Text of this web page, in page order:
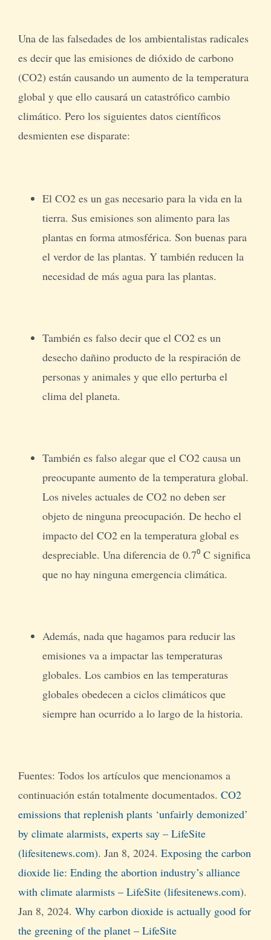
Una de las falsedades de los ambientalistas radicales
es decir que las emisiones de dióxido de carbono
(CO2) están causando un aumento de la temperatura
global y que ello causará un catastrófico cambio
climático. Pero los siguientes datos científicos
desmienten ese disparate:
El CO2 es un gas necesario para la vida en la
tierra. Sus emisiones son alimento para las
plantas en forma atmosférica. Son buenas para
el verdor de las plantas. Y también reducen la
necesidad de más agua para las plantas.
También es falso decir que el CO2 es un
desecho dañino producto de la respiración de
personas y animales y que ello perturba el
clima del planeta.
También es falso alegar que el CO2 causa un
preocupante aumento de la temperatura global.
Los niveles actuales de CO2 no deben ser
objeto de ninguna preocupación. De hecho el
impacto del CO2 en la temperatura global es
despreciable. Una diferencia de 0.7⁰ C significa
que no hay ninguna emergencia climática.
Además, nada que hagamos para reducir las
emisiones va a impactar las temperaturas
globales. Los cambios en las temperaturas
globales obedecen a ciclos climáticos que
siempre han ocurrido a lo largo de la historia.
Fuentes: Todos los artículos que mencionamos a
continuación están totalmente documentados. CO2
emissions that replenish plants ‘unfairly demonized’
by climate alarmists, experts say – LifeSite
(lifesitenews.com). Jan 8, 2024. Exposing the carbon
dioxide lie: Ending the abortion industry’s alliance
with climate alarmists – LifeSite (lifesitenews.com).
Jan 8, 2024. Why carbon dioxide is actually good for
the greening of the planet – LifeSite